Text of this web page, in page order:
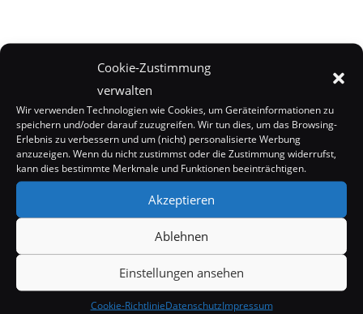
Cookie-Zustimmung
verwalten
Wir verwenden Technologien wie Cookies, um Geräteinformationen zu
speichern und/oder darauf zuzugreifen. Wir tun dies, um das Browsing-
Erlebnis zu verbessern und um (nicht) personalisierte Werbung
anzuzeigen. Wenn du nicht zustimmst oder die Zustimmung widerrufst,
kann dies bestimmte Merkmale und Funktionen beeinträchtigen.
Akzeptieren
Ablehnen
Einstellungen ansehen
Cookie-RichtlinieDatenschutzImpressum
Ähnliche Beiträge
Paris Hilton: Notfall-
29. Mai 2007
Paris Hilton muss ins
Gefängnis
10. Mai 2007
In "Promi-News"